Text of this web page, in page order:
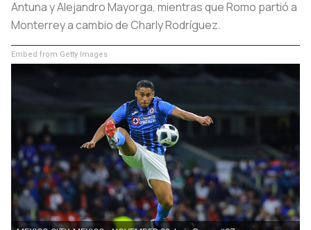
Antuna y Alejandro Mayorga, mientras que Romo partió a
Monterrey a cambio de Charly Rodríguez.
Embed from Getty Images